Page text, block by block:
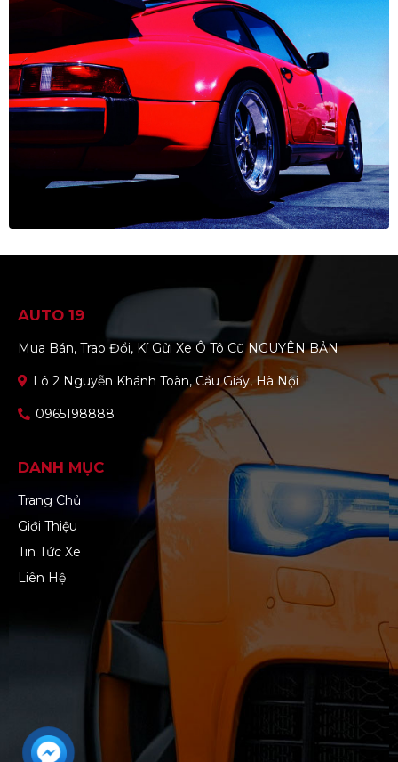
AUTO 19
Mua Bán, Trao Đổi, Kí Gửi Xe Ô Tô Cũ NGUYÊN BẢN
Lô 2 Nguyễn Khánh Toàn, Cầu Giấy, Hà Nội
0965198888
DANH MỤC
Trang Chủ
Giới Thiệu
Tin Tức Xe
Liên Hệ